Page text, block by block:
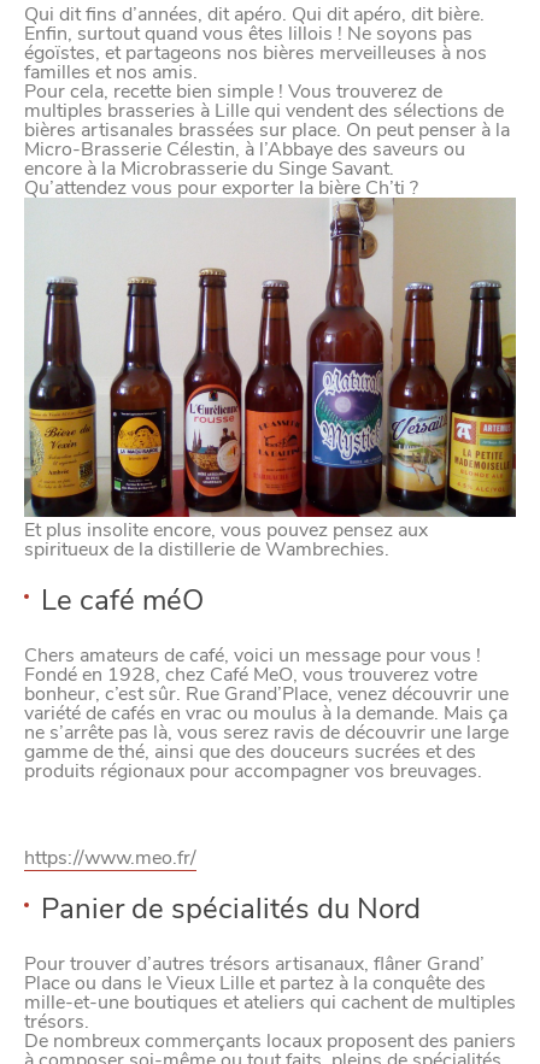
Qui dit fins d’années, dit apéro. Qui dit apéro, dit bière.
Enfin, surtout quand vous êtes lillois ! Ne soyons pas
égoïstes, et partageons nos bières merveilleuses à nos
familles et nos amis.
Pour cela, recette bien simple ! Vous trouverez de
multiples brasseries à Lille qui vendent des sélections de
bières artisanales brassées sur place. On peut penser à la
Micro-Brasserie Célestin, à l’Abbaye des saveurs ou
encore à la Microbrasserie du Singe Savant.
Qu’attendez vous pour exporter la bière Ch’ti ?
Et plus insolite encore, vous pouvez pensez aux
spiritueux de la distillerie de Wambrechies.
Le café méO
Chers amateurs de café, voici un message pour vous !
Fondé en 1928, chez Café MeO, vous trouverez votre
bonheur, c’est sûr. Rue Grand’Place, venez découvrir une
variété de cafés en vrac ou moulus à la demande. Mais ça
ne s’arrête pas là, vous serez ravis de découvrir une large
gamme de thé, ainsi que des douceurs sucrées et des
produits régionaux pour accompagner vos breuvages.
https://www.meo.fr/
Panier de spécialités du Nord
Pour trouver d’autres trésors artisanaux, flâner Grand’
Place ou dans le Vieux Lille et partez à la conquête des
mille-et-une boutiques et ateliers qui cachent de multiples
trésors.
De nombreux commerçants locaux proposent des paniers